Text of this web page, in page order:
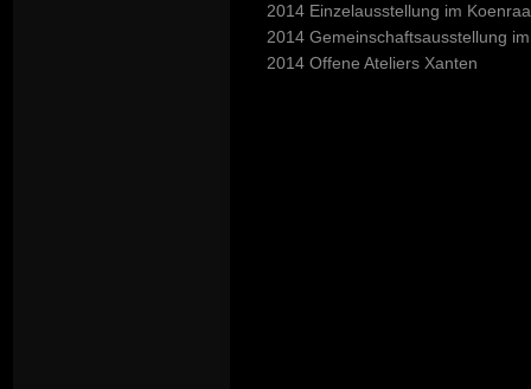
2014 Einzelausstellung im
2014 Gemeinschaftsausstellung
2014 Offene Ateliers Xanten